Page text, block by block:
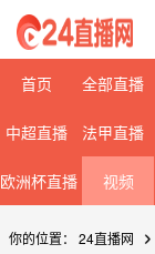
首页 全部直播
中超直播 法甲直播
欧洲杯直播 视频
你的位置： 24直播网